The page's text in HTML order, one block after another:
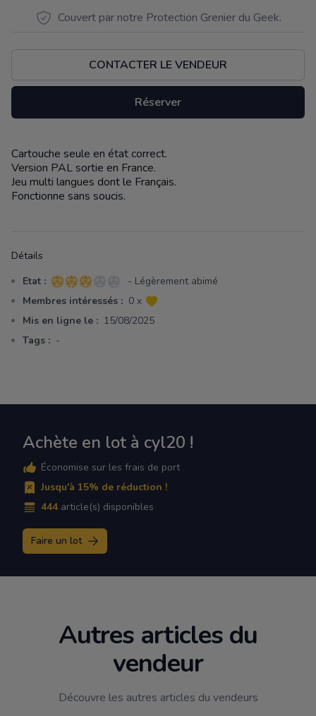
Couvert par notre Protection Grenier du Geek.
CONTACTER LE VENDEUR
Réserver
Description
Cartouche seule en état correct.
Version PAL sortie en France.
Jeu multi langues dont le Français.
Fonctionne sans soucis.
Détails
Etat : 3 sur 5 étoiles
- Légèrement abimé
Membres intéressés : 0 x
Mis en ligne le : 15/08/2025
Tags : -
Achète en lot à cyl20 !
Économise sur les frais de port
Jusqu'à 15% de réduction !
444 article(s) disponibles
Faire un lot
Autres articles du
vendeur
Découvre les autres articles du vendeurs